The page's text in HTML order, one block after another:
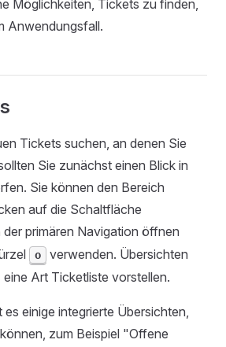
Möglichkeiten, Tickets zu finden,
Anwendungsfall.
Tickets suchen, an denen Sie
Sie zunächst einen Blick in
Sie können den Bereich
auf die Schaltfläche
der primären Navigation öffnen
o
verwenden. Übersichten
Art Ticketliste vorstellen.
einige integrierte Übersichten,
zum Beispiel "Offene